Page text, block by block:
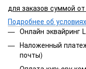
для заказов суммой
Подробнее об
Онлайн эквайринг
Наложенный
почты)